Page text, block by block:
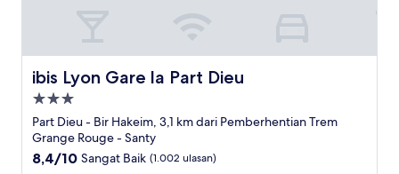
ibis Lyon Gare la Part Dieu
ibis Lyon Gare la Part Dieu
Properti
bintang
3.0
Part Dieu - Bir Hakeim, 3,1 km dari Pemberhentian Trem
Grange Rouge - Santy
8.4
8,4/10 Sangat Baik (1.002 ulasan)